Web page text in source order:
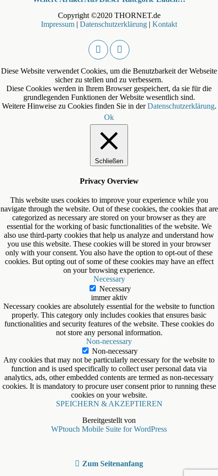
Copyright ©2020 THORNET.de
Impressum | Datenschutzerklärung | Kontakt
Diese Website verwendet Cookies, um die Benutzbarkeit der Webseite
sicher zu stellen und zu verbessern.
Diese Cookies werden in Ihrem Browser gespeichert, da sie für die
grundlegenden Funktionen der Website wesentlich sind.
Weitere Hinweise zu Cookies finden Sie in derDatenschutzerklärung.
Ok
Schließen
Privacy Overview
This website uses cookies to improve your experience while you
navigate through the website. Out of these cookies, the cookies that are
categorized as necessary are stored on your browser as they are
essential for the working of basic functionalities of the website. We
also use third-party cookies that help us analyze and understand how
you use this website. These cookies will be stored in your browser
only with your consent. You also have the option to opt-out of these
cookies. But opting out of some of these cookies may have an effect
on your browsing experience.
Necessary
Necessary
immer aktiv
Necessary cookies are absolutely essential for the website to function
properly. This category only includes cookies that ensures basic
functionalities and security features of the website. These cookies do
not store any personal information.
Non-necessary
Non-necessary
Any cookies that may not be particularly necessary for the website to
function and is used specifically to collect user personal data via
analytics, ads, other embedded contents are termed as non-necessary
cookies. It is mandatory to procure user consent prior to running these
cookies on your website.
SPEICHERN & AKZEPTIEREN
Bereitgestellt von
WPtouch Mobile Suite for WordPress
Zum Seitenanfang